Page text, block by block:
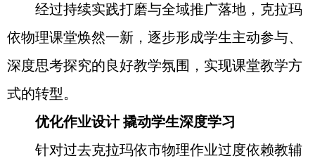
经过持续实践打磨与全域推广落地，克拉玛
依物理课堂焕然一新，逐步形成学生主动参与、
深度思考探究的良好教学氛围，实现课堂教学方
式的转型。
优化作业设计 撬动学生深度学习
针对过去克拉玛依市物理作业过度依赖教辅